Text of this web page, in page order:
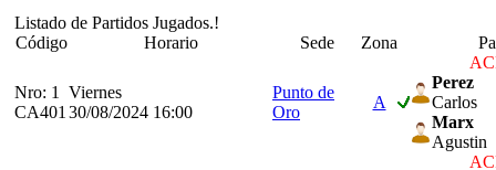
Listado de Partidos Jugados.!
Código
Horario Sede Zona
Nro: 1
CA401
Viernes
30/08/2024 16:00
Punto de
Oro
A
Perez
Carlos
Marx
Agustin